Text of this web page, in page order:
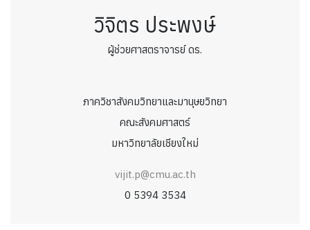
วิจิตร ประพงษ์
ผู้ช่วยศาสตราจารย์ ดร.
ภาควิชาสังคมวิทยาและมานุษยวิทยา
คณะสังคมศาสตร์
มหาวิทยาลัยเชียงใหม่
vijit.p@cmu.ac.th
0 5394 3534